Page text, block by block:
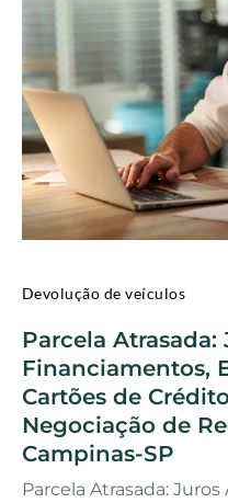
Devolução de veículos
Parcela
Financiamentos,
Cartões de
Negociação de
Campinas-SP
Parcela Atrasada: